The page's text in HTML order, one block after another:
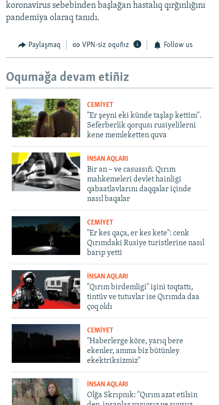
koronavirus sebebinden başlağan hastalıq qırğınlığını
pandemiya olaraq tanıdı.
Paylaşmaq VPN-siz oquñız Follow us
Oqumağa devam etiñiz
CEMİYET
"Er şeyni eki künde taşlap kettim".
Seferberlik qorqusı rusiyelilerni
kene memleketten quva
İNSAN AQLARI
Bir an – ve casussıñ. Qırım
mahkemeleri devlet hainligi
qabaatlavlarını daqqalar içinde
nasıl baqalar
CEMİYET
"Er kes qaça, er kes kete": cenk
Qırımdaki Rusiye turistlerine nasıl
barıp yetti
İNSAN AQLARI
"Qırım birdemligi" işini toqtattı,
tintüv ve tutuvlar ise Qırımda daa
çoq oldı
CEMİYET
"Haberlerge köre, yarıq bere
ekenler, amma biz bütünley
ekektriksizmiz"
İNSAN AQLARI
Olğa Skrıpnık: "Qırım azat etilsin